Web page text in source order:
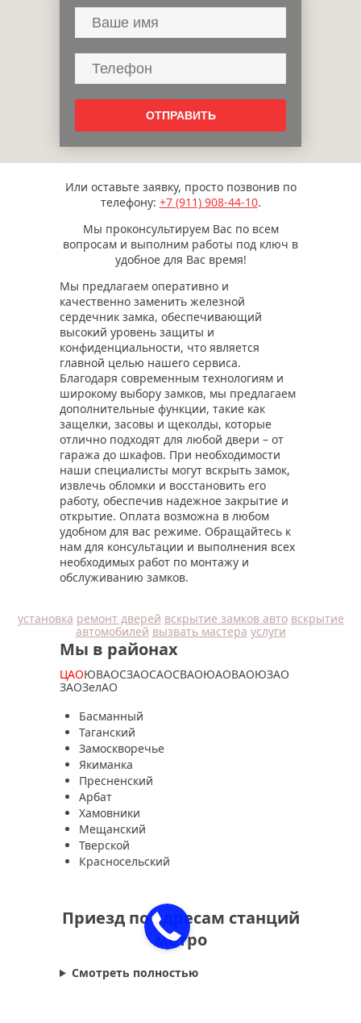
Или оставьте заявку, просто позвонив по
телефону: +7 (911)908-44-10.
Мы проконсультируем Вас по всем
вопросам и выполним работы под ключ в
удобное для Вас время!
Мы предлагаем оперативно и
качественно заменить железной
сердечник замка, обеспечивающий
высокий уровень защиты и
конфиденциальности, что является
главной целью нашего сервиса.
Благодаря современным технологиям и
широкому выбору замков, мы предлагаем
дополнительные функции, такие как
защелки, засовы и щеколды, которые
отлично подходят для любой двери – от
гаража до шкафов. При необходимости
наши специалисты могут вскрыть замок,
извлечь обломки и восстановить его
работу, обеспечив надежное закрытие и
открытие. Оплата возможна в любом
удобном для вас режиме. Обращайтесь к
нам для консультации и выполнения всех
необходимых работ по монтажу и
обслуживанию замков.
установка ремонт дверей вскрытие замков авто вскрытие
автомобилей вызвать мастера услуги
Мы в районах
ЦАОЮВАОСЗАОСАОСВАОЮАОВАОЮЗАО
ЗАОЗелАО
Басманный
Таганский
Замоскворечье
Якиманка
Пресненский
Арбат
Хамовники
Мещанский
Тверской
Красносельский
Приезд по адресам станций
метро
Смотреть полностью